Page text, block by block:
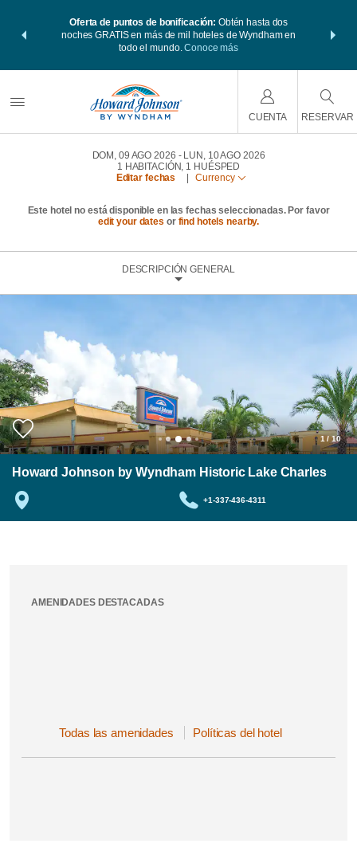
Oferta de puntos de bonificación: Obtén hasta dos
noches GRATIS en más de mil hoteles de Wyndham en
todo el mundo.Conoce más
viaje de
CUENTA RESERVAR
DOM, 09 AGO 2026
LUN, 10 AGO 2026
1 HABITACIÓN, 1 HUÉSPED
Editar fechas
Currency
Este hotel no está disponible en las fechas seleccionadas. Por favor
edit your dates or find hotels nearby.
DESCRIPCIÓN GENERAL
1/10
Howard Johnson by Wyndham Historic Lake Charles
+1-337-436-4311
AMENIDADES DESTACADAS
Todas las amenidades Políticas del hotel